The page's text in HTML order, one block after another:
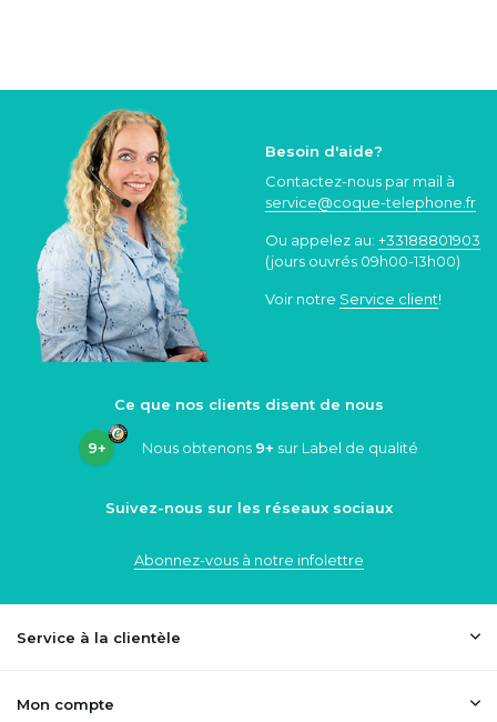
Besoin d'aide?
Contactez-nous par mail à
service@coque-telephone.fr
Ou appelez au: +33188801903
(jours ouvrés 09h00-13h00)
Voir notre Service client!
Ce que nos clients disent de nous
9+ Nous obtenons 9+ sur Label de qualité
Suivez-nous sur les réseaux sociaux
Abonnez-vous à notre infolettre
Service à la clientèle
Mon compte